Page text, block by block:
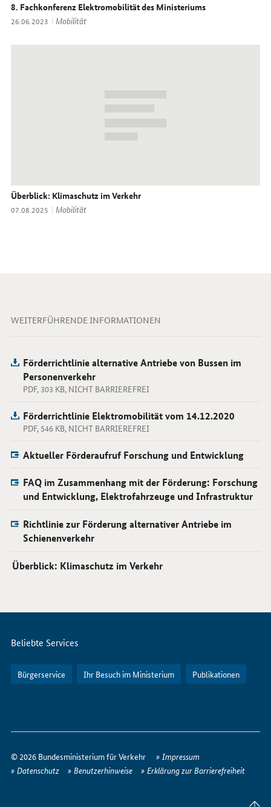
8. Fachkonferenz Elektromobilität des Ministeriums
Datum:
26.06.2023 Thema:
Mobilität
Überblick: Klimaschutz im Verkehr
Datum:
07.08.2025 Thema:
Mobilität
WEITERFÜHRENDE INFORMATIONEN
Förderrichtlinie alternative Antriebe von Bussen im
Personenverkehr
PDF, 303 KB, NICHT BARRIEREFREI
Förderrichtlinie Elektromobilität vom 14.12.2020
PDF, 546 KB, NICHT BARRIEREFREI
Aktueller Förderaufruf Forschung und Entwicklung
FAQ im Zusammenhang mit der Förderung: Forschung
und Entwicklung, Elektrofahrzeuge und Infrastruktur
Richtlinie zur Förderung alternativer Antriebe im
Schienenverkehr
Überblick: Klimaschutz im Verkehr
Servicemenü
Beliebte Services
Bürgerservice Ihr Besuch im Ministerium Publikationen
erreichen
Sie
© 2026 Bundesministerium für Verkehr
Impressum
Datenschutz
Benutzerhinweise Erklärung zur Barrierefreiheit